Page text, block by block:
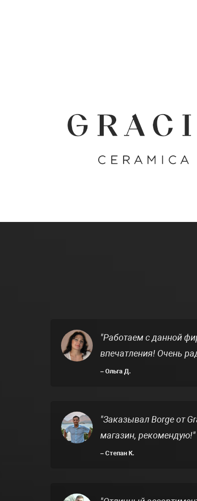
Работаем с данной
впечатления! Очень
Ольга Д.
Заказывал Borge от
магазин, рекомендую!
Степан К.